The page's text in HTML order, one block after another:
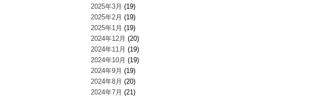
2025年3月 (19)
2025年2月 (19)
2025年1月 (19)
2024年12月 (20)
2024年11月 (19)
2024年10月 (19)
2024年9月 (19)
2024年8月 (20)
2024年7月 (21)